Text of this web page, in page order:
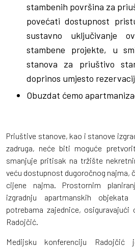
stambenih površina za
povećati dostupnost
sustavno uključivanje
stambene projekte, u
stanova za priuštivo
doprinos umjesto
Obuzdat ćemo
Priuštive stanove, kao i stanove
zadruga, neće biti moguće
smanjuje pritisak na tržište
veću dostupnost dugoročnog najma,
cijene najma. Prostornim
izgradnju apartmanskih
potrebama zajednice, osiguravajući
Radojčić.
Medijsku konferenciju